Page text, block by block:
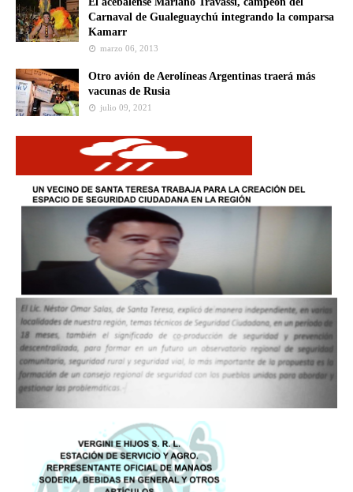
Carnaval de Gualeguaychú integrando la comparsa
Kamarr
marzo 06, 2013
Otro avión de Aerolíneas Argentinas traerá más
vacunas de Rusia
julio 09, 2021